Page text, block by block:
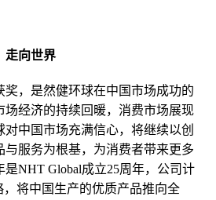
走向世界
奖，是然健环球在中国市场成功的
场经济的持续回暖，消费市场展现
中国市场充满信心，将继续以创
与服务为根基，为消费者带来更多
NHT Global成立25周年，公司计
，将中国生产的优质产品推向全